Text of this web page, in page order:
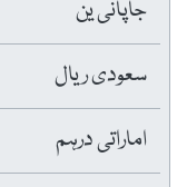
جاپانی ین
سعودی ریال
اماراتی درہم